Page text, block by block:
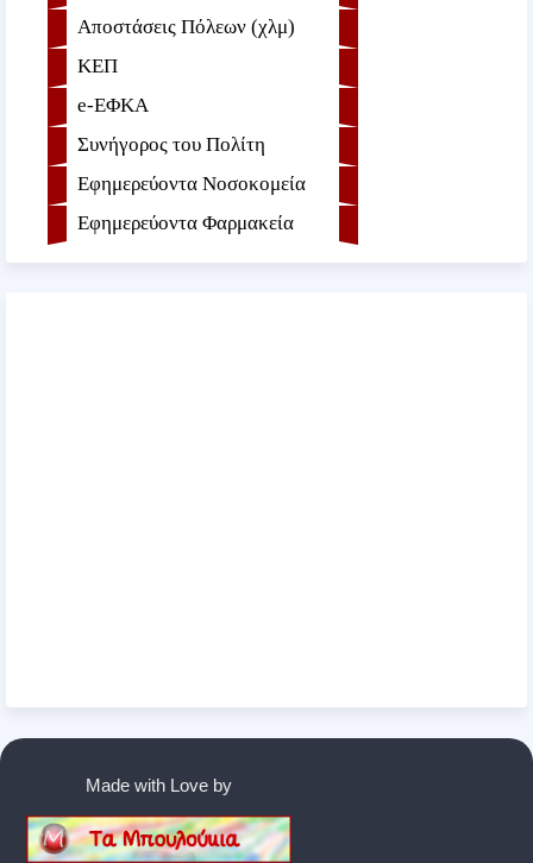
Αποστάσεις Πόλεων (χλμ)
ΚΕΠ
e-ΕΦKA
Συνήγορος του Πολίτη
Εφημερεύοντα Νοσοκομεία
Εφημερεύοντα Φαρμακεία
Made with Love by